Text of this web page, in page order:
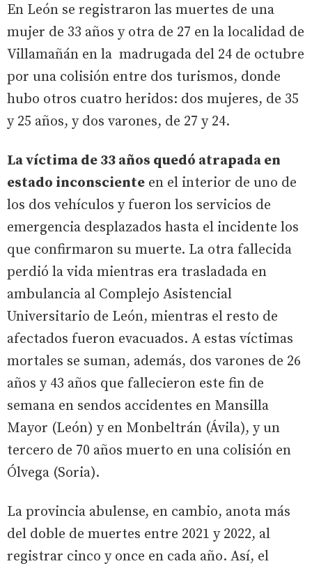
En León se registraron las muertes de una
mujer de 33 años y otra de 27 en la localidad de
Villamañán en la madrugada del 24 de octubre
por una colisión entre dos turismos, donde
hubo otros cuatro heridos: dos mujeres, de 35
y 25 años, y dos varones, de 27 y 24.
La víctima de 33 años quedó atrapada en
estado inconsciente en el interior de uno de
los dos vehículos y fueron los servicios de
emergencia desplazados hasta el incidente los
que confirmaron su muerte. La otra fallecida
perdió la vida mientras era trasladada en
ambulancia al Complejo Asistencial
Universitario de León, mientras el resto de
afectados fueron evacuados. A estas víctimas
mortales se suman, además, dos varones de 26
años y 43 años que fallecieron este fin de
semana en sendos accidentes en Mansilla
Mayor (León) y en Monbeltrán (Ávila), y un
tercero de 70 años muerto en una colisión en
Ólvega (Soria).
La provincia abulense, en cambio, anota más
del doble de muertes entre 2021 y 2022, al
registrar cinco y once en cada año. Así, el